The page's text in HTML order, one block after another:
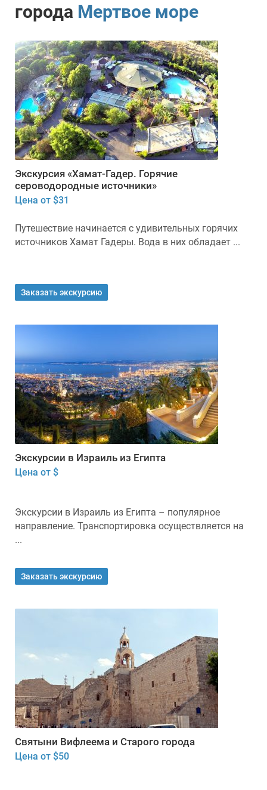
города Мертвое море
Экскурсия «Хамат-Гадер. Горячие
сероводородные источники»
Цена от $31
Путешествие начинается с удивительных горячих
источников Хамат Гадеры. Вода в них обладает ...
Заказать экскурсию
Экскурсии в Израиль из Египта
Цена от $
Экскурсии в Израиль из Египта – популярное
направление. Транспортировка осуществляется на
...
Заказать экскурсию
Святыни Вифлеема и Старого города
Цена от $50